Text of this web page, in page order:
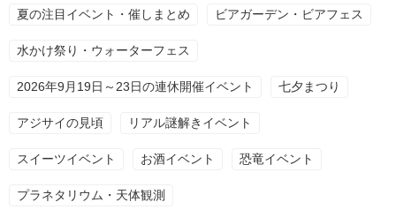
夏の注目イベント・催しまとめ ビアガーデン・ビアフェス
水かけ祭り・ウォーターフェス
2026年9月19日～23日の連休開催イベント 七夕まつり
アジサイの見頃 リアル謎解きイベント
スイーツイベント お酒イベント 恐竜イベント
プラネタリウム・天体観測